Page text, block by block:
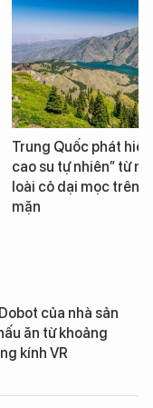
Loạt dự án bất
Đà Nẵng sắp bị
của nhà sản
ăn từ khoảng
kính VR